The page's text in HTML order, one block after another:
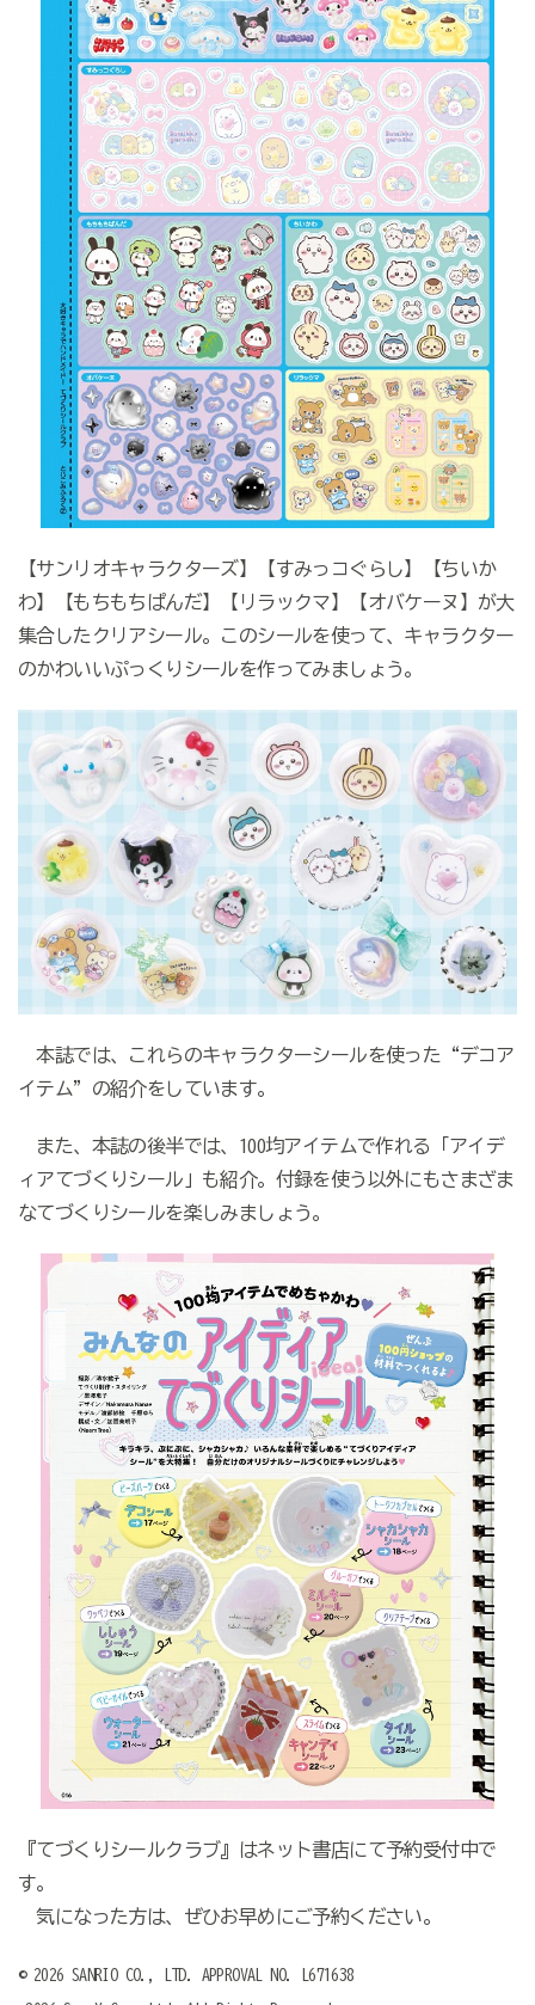
【サンリオキャラクターズ】【すみっコぐらし】【ちいか
わ】【もちもちぱんだ】【リラックマ】【オバケーヌ】が大
集合したクリアシール。このシールを使って、キャラクター
のかわいいぷっくりシールを作ってみましょう。
本誌では、これらのキャラクターシールを使った“デコア
イテム”の紹介をしています。
また、本誌の後半では、100均アイテムで作れる「アイデ
ィアてづくりシール」も紹介。付録を使う以外にもさまざま
なてづくりシールを楽しみましょう。
『てづくりシールクラブ』はネット書店にて予約受付中で
す。
気になった方は、ぜひお早めにご予約ください。
© 2026 SANRIO CO., LTD. APPROVAL NO. L671638